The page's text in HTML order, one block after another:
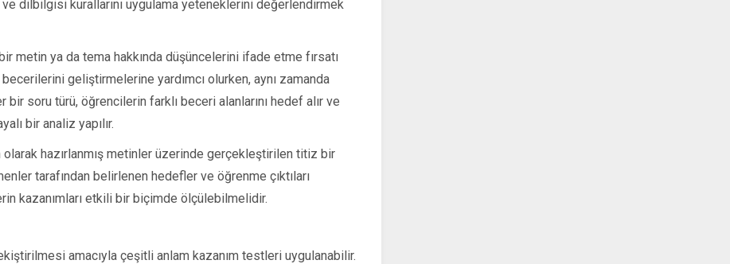
dilbilgisi kurallarını uygulama yeteneklerini değerlendirmek
metin ya da tema hakkında düşüncelerini ifade etme fırsatı
geliştirmelerine yardımcı olurken, aynı zamanda
soru türü, öğrencilerin farklı beceri alanlarını hedef alır ve
bir analiz yapılır.
hazırlanmış metinler üzerinde gerçekleştirilen titiz bir
tarafından belirlenen hedefler ve öğrenme çıktıları
kazanımları etkili bir biçimde ölçülebilmelidir.
amacıyla çeşitli anlam kazanım testleri uygulanabilir.